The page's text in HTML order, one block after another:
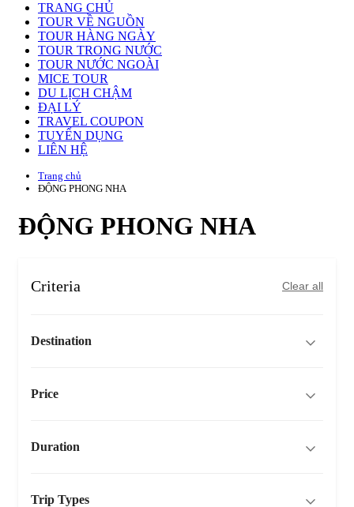
TRANG CHỦ
TOUR VỀ NGUỒN
TOUR HÀNG NGÀY
TOUR TRONG NƯỚC
TOUR NƯỚC NGOÀI
MICE TOUR
DU LỊCH CHẬM
ĐẠI LÝ
TRAVEL COUPON
TUYỂN DỤNG
LIÊN HỆ
Trang chủ
ĐỘNG PHONG NHA
ĐỘNG PHONG NHA
Criteria Clear all
Destination
Price
Duration
Trip Types